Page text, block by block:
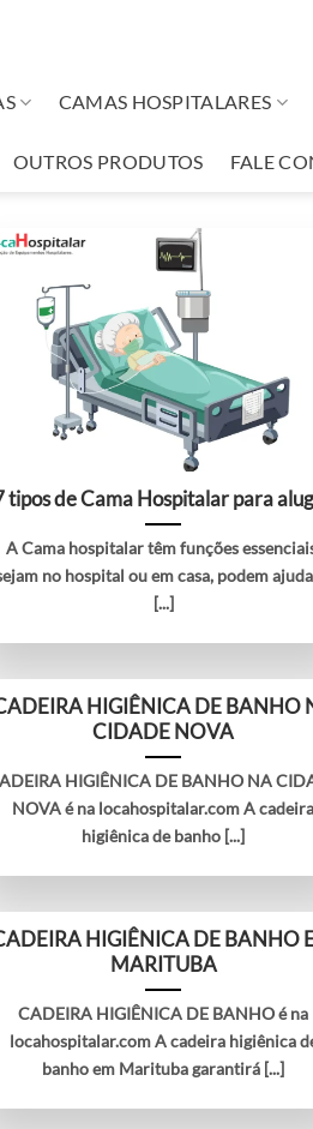
CAMAS HOSPITALARES
OUTROS PRODUTOS FALE
tipos de Cama Hospitalar para
A Cama hospitalar têm funções
no hospital ou em casa, podem
[...]
HIGIÊNICA DE BANHO
CIDADE NOVA
HIGIÊNICA DE BANHO NA
NOVA é na locahospitalar.com A cadeira
higiênica de banho [...]
HIGIÊNICA DE BANHO
MARITUBA
CADEIRA HIGIÊNICA DE BANHO é na
locahospitalar.com A cadeira higiênica
banho em Marituba garantirá [...]